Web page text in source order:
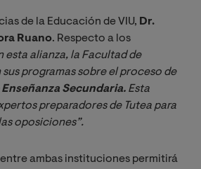
de la Educación de VIU, Dr.
Ruano. Respecto a los
esta alianza, la Facultad de
programas sobre el proceso de
Secundaria. Esta
preparadores de Tutea para
oposiciones”.
ambas instituciones permitirá